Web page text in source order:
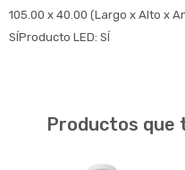
105.00 x 40.00 (Largo x Alto x
SÍProducto LED: SÍ
Productos que